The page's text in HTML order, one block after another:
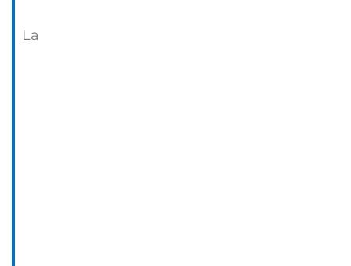
La